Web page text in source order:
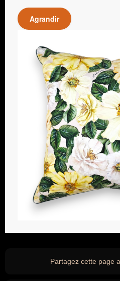
Agrandir
Partagez cette page